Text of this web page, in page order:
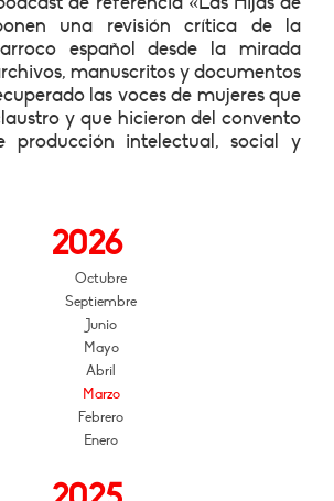
una revisión crítica de la
español desde la mirada
manuscritos y documentos
las voces de mujeres que
y que hicieron del convento
producción intelectual, social y
2026
Octubre
Septiembre
Junio
Mayo
Abril
Marzo
Febrero
Enero